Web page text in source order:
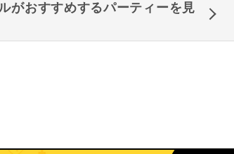
がおすすめするパーティーを見